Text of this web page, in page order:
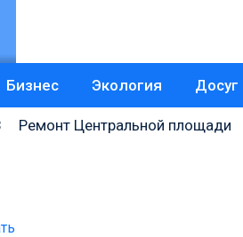
Бизнес Экология Досуг
Ремонт Центральной площади